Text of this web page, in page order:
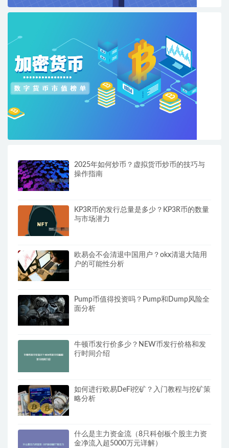
2025年如何炒币？虚拟货币炒币的技巧与
操作指南
KP3R币的发行总量是多少？KP3R币的数量
与市场潜力
欧易会不会清退中国用户？okx清退大陆用
户的可能性分析
Pump币值得投资吗？Pump和Dump风险全
面分析
牛顿币发行价多少？NEW币发行价格和发
行时间介绍
如何进行欧易DeFi挖矿？入门教程与挖矿策
略分析
什么是主力资金流（8只科创板个股主力资
金净流入超5000万元详解）